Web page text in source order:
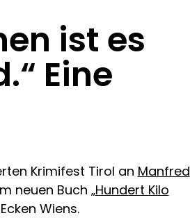
ist es
Eine
Krimifest Tirol an Manfred
neuen Buch „Hundert Kilo
Wiens.